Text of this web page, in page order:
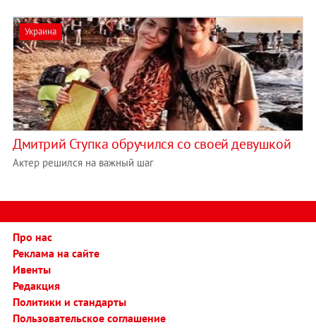
Украина
Дмитрий Ступка обручился со своей девушкой
Актер решился на важный шаг
Про нас
Реклама на сайте
Ивенты
Редакция
Политики и стандарты
Пользовательское соглашение